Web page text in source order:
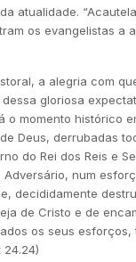
atualidade.
os evangelistas
a alegria com
gloriosa
momento histórico
Deus, derrubadas
do Rei dos Reis e
num
decididamente
de Cristo e de
os seus
24.24)